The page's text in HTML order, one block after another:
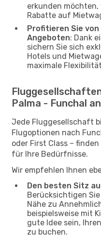
erkunden möchten,
Rabatte auf
Profitieren Sie von
Angeboten: Dank
sichern Sie sich
Hotels und
maximale
Palma - Funchal
Jede Fluggesellschaft
Flugoptionen nach
oder First Class –
für Ihre Bedürfnisse.
Wir empfehlen Ihnen
Den besten Sitz
Berücksichtigen
Nähe zu
beispielsweise mit
gute Idee sein,
zu buchen.